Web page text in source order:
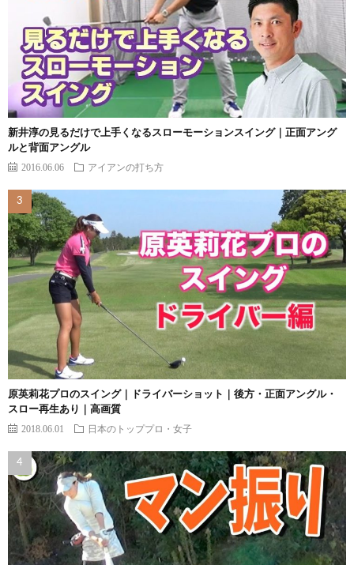
新井淳の見るだけで上手くなるスローモーションスイング｜正面アング
ルと背面アングル
2016.06.06 アイアンの打ち方
原英莉花プロのスイング｜ドライバーショット｜後方・正面アングル・
スロー再生あり｜高画質
2018.06.01 日本のトッププロ・女子